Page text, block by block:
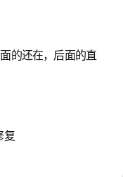
的还在，后面的直
复